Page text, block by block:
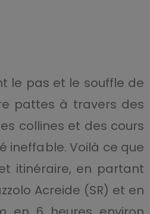
le pas et le souffle de
pattes à travers des
collines et des cours
ineffable. Voilà ce que
itinéraire, en partant
Acreide (SR) et en